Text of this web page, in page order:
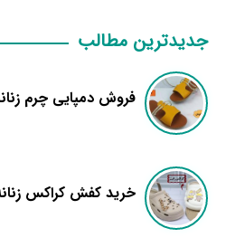
جدیدترین مطالب